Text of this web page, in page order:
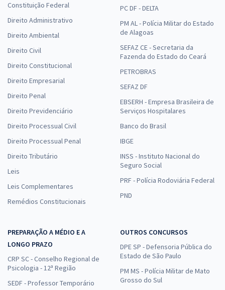
Constituição Federal
Direito Administrativo
Direito Ambiental
Direito Civil
Direito Constitucional
Direito Empresarial
Direito Penal
Direito Previdenciário
Direito Processual Civil
Direito Processual Penal
Direito Tributário
Leis
Leis Complementares
Remédios Constitucionais
PC DF - DELTA
PM AL - Polícia Militar do Estado
de Alagoas
SEFAZ CE - Secretaria da
Fazenda do Estado do Ceará
PETROBRAS
SEFAZ DF
EBSERH - Empresa Brasileira de
Serviços Hospitalares
Banco do Brasil
IBGE
INSS - Instituto Nacional do
Seguro Social
PRF - Polícia Rodoviária Federal
PND
PREPARAÇÃO A MÉDIO E A
LONGO PRAZO
CRP SC - Conselho Regional de
Psicologia - 12ª Região
SEDF - Professor Temporário
OUTROS CONCURSOS
DPE SP - Defensoria Pública do
Estado de São Paulo
PM MS - Polícia Militar de Mato
Grosso do Sul